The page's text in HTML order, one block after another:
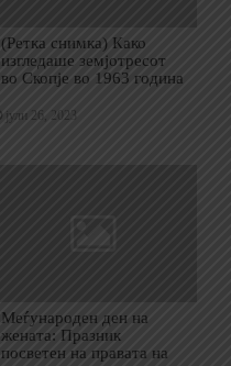
(Ретка снимка) Како
изгледаше земјотресот
во Скопје во 1963 година
јули 26, 2023
Меѓународен ден на
жената: Празник
посветен на правата на